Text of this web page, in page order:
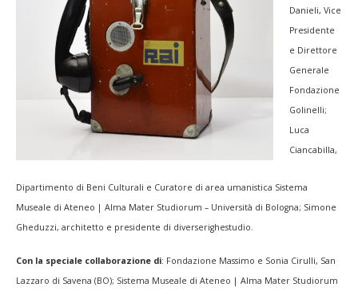
Danieli, Vice
Presidente
e Direttore
Generale
Fondazione
Golinelli;
Luca
Ciancabilla,
Dipartimento di Beni Culturali e Curatore di area umanistica Sistema
Museale di Ateneo | Alma Mater Studiorum – Università di Bologna; Simone
Gheduzzi, architetto e presidente di diverserighestudio.
Con la speciale collaborazione di: Fondazione Massimo e Sonia Cirulli, San
Lazzaro di Savena (BO); Sistema Museale di Ateneo | Alma Mater Studiorum